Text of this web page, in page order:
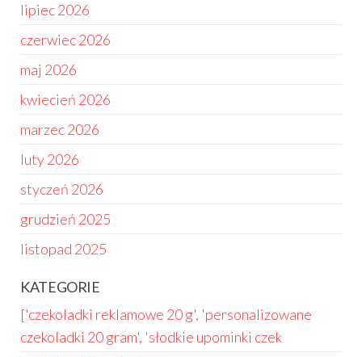
lipiec 2026
czerwiec 2026
maj 2026
kwiecień 2026
marzec 2026
luty 2026
styczeń 2026
grudzień 2025
listopad 2025
KATEGORIE
['czekoladki reklamowe 20 g', 'personalizowane
czekoladki 20 gram', 'słodkie upominki czek